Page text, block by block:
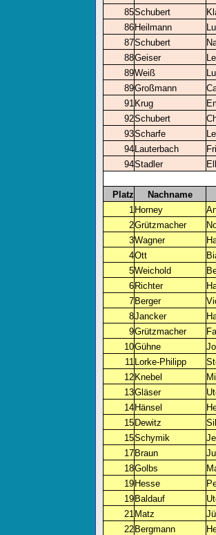
85Schubert
86 Heilmann
87Schubert
88Geiser
89Weiß
89Großmann
91 Krug
92Schubert
93Scharfe
94 Lauterbach
94Stadler
Platz
Nachname
1 Horney
2Grützmacher
3Wagner
4Ott
5Weichold
6 Richter
7 Berger
8Jancker
9Grützmacher
10Gühne
11 Lorke-Philipp
12 Knebel
13Gläser
14 Hänsel
15 Dewitz
15Schymik
17 Braun
18Golbs
19 Hesse
19 Baldauf
21 Matz
22 Bergmann